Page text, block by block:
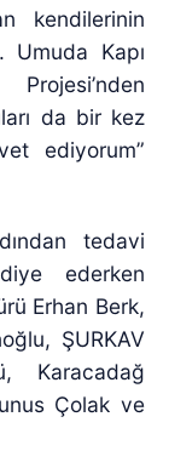
kendilerinin
Umuda Kapı
da bir kez
ediyorum”
tedavi
ederken
Erhan Berk,
ŞURKAV
Karacadağ
Çolak ve